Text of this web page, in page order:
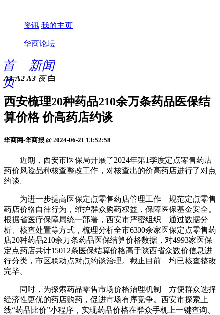
资讯 我的主页
华商论坛
首
页
新闻
A1 A2 A3 夜 白
西安梳理20种药品210余万条药品医保结
算价格 价高药店约谈
华商网-华商报 @ 2024-06-21 13:52:58
近期，西安市医保局开展了2024年第1季度定点零售药店
药价风险品种核查整改工作，对核查出的价高药店进行了对点
约谈。
为进一步提高医保定点零售药店管理工作，规范定点零售
药店价格自律行为，维护群众购药权益，保障医保基金安全。
根据省医疗保障局统一部署，西安市严密组织，通过数据分
析、核查处置等方式，梳理分析全市6300余家医保定点零售药
店20种药品210余万条药品医保结算价格数据，对4993家医保
定点药店共计15012条医保结算价格高于陕西省众数价信息进
行分类，市区联动点对点约谈治理。截止目前，均已核查整改
完毕。
同时，为探索药品零售市场价格治理机制，方便群众选择
经济性更优的药店购药，促进市场有序竞争。西安市探索上
线“药品比价”小程序，实现药品价格在群众手机上一键查询、